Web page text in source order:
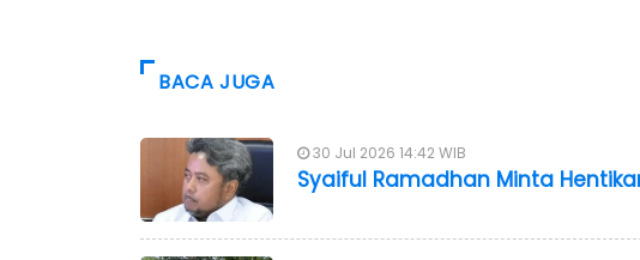
BACA JUGA
30 Jul 2026 14:42 WIB
Syaiful Ramadhan Minta